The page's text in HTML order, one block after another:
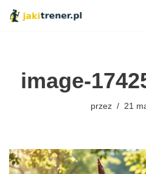
image-
przez 21